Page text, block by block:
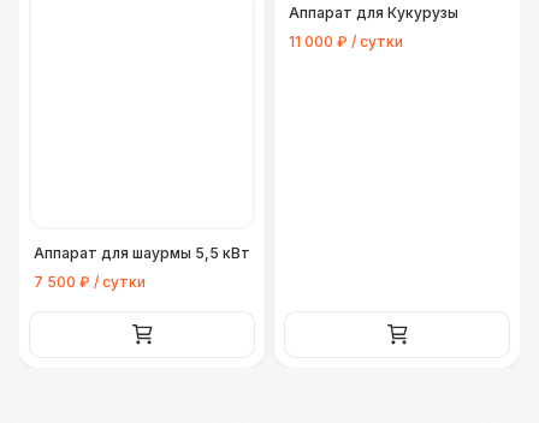
Аппарат для шаурмы 5,5 кВт
7 500 ₽ / сутки
Аппарат для Кукурузы
11 000 ₽ / сутки